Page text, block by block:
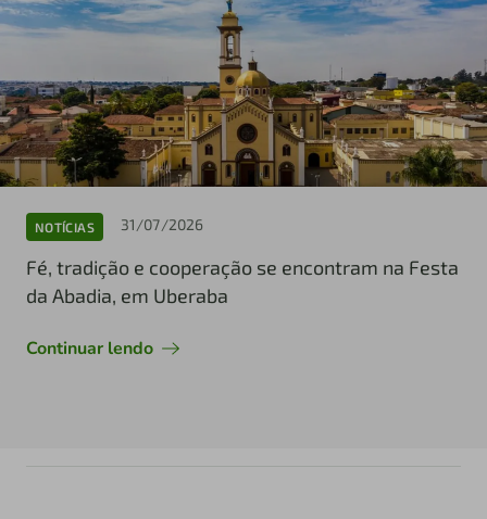
NOTÍCIAS 31/07/2026
Fé, tradição e cooperação se encontram na Festa
da Abadia, em Uberaba
Continuar lendo